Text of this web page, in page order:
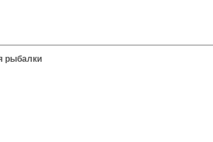
рыбалки